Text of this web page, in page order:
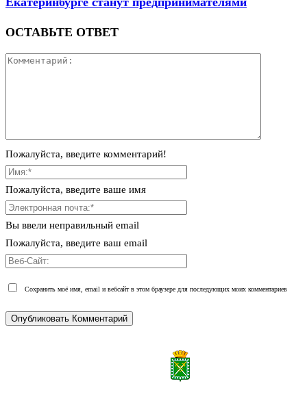
ОСТАВЬТЕ ОТВЕТ
Пожалуйста, введите комментарий!
Пожалуйста, введите ваше имя
Вы ввели неправильный email
Пожалуйста, введите ваш email
Сохранить моё имя, email и вебсайт в этом браузере для последующих моих комментариев